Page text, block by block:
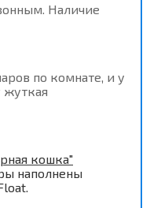
Наличие
по комнате, и у
жуткая
кошка"
наполнены